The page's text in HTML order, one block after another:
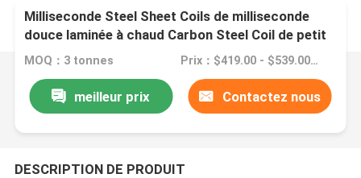
Milliseconde Steel Sheet Coils de milliseconde
douce laminée à chaud Carbon Steel Coil de petit
pain de fer en métal E335 d'ASTM Grade50 JIS
MOQ：3 tonnes Prix：$419.00 - $539.00/Tons
meilleur prix Contactez nous
DESCRIPTION DE PRODUIT